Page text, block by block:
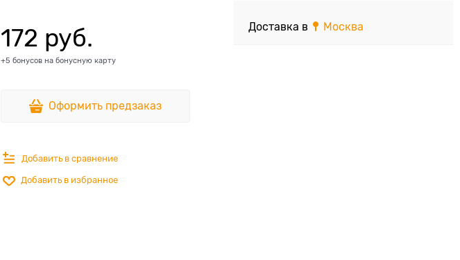
172 руб.
+5 бонусов на бонусную карту
Оформить предзаказ
Добавить в сравнение
Добавить в избранное
Доставка в Москва